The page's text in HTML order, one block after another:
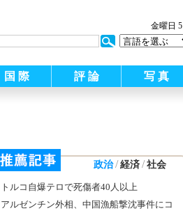
金曜日 5
国 際 評 論 写 真
政治 / 経済 / 社会
トルコ自爆テロで死傷者40人以上
アルゼンチン外相、中国漁船撃沈事件にコ